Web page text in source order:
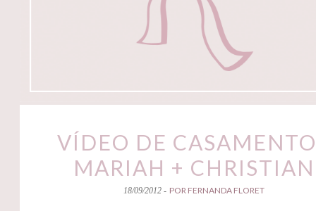
VÍDEO DE
MARIAH + CHRISTIAN
18/09/2012 - POR FERNANDA FLORET